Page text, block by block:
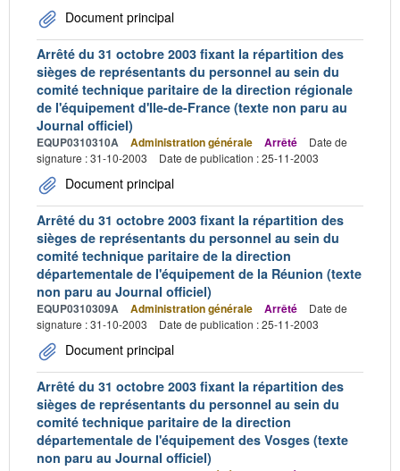
Document principal
Arrêté du 31 octobre 2003 fixant la répartition des
sièges de représentants du personnel au sein du
comité technique paritaire de la direction régionale
de l'équipement d'Ile-de-France (texte non paru au
Journal officiel)
EQUP0310310A Administration générale Arrêté
Date de
signature : 31-10-2003
Date de publication : 25-11-2003
Document principal
Arrêté du 31 octobre 2003 fixant la répartition des
sièges de représentants du personnel au sein du
comité technique paritaire de la direction
départementale de l'équipement de la Réunion (texte
non paru au Journal officiel)
EQUP0310309A Administration générale Arrêté
Date de
signature : 31-10-2003
Date de publication : 25-11-2003
Document principal
Arrêté du 31 octobre 2003 fixant la répartition des
sièges de représentants du personnel au sein du
comité technique paritaire de la direction
départementale de l'équipement des Vosges (texte
non paru au Journal officiel)